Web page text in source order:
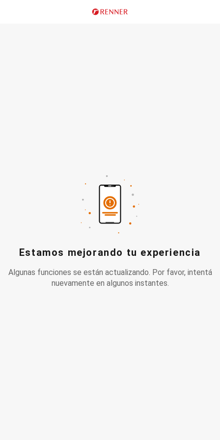
Estamos mejorando tu experiencia
Algunas funciones se están actualizando. Por favor, intentá
nuevamente en algunos instantes.